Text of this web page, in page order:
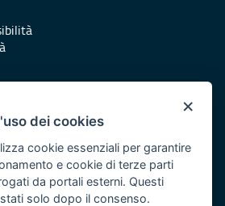
Civile Puglia
risorse del POR Puglia 2014/2020 -
×
dei cookies
cookie essenziali per garantire
e cookie di terze parti
da portali esterni. Questi
solo dopo il consenso.